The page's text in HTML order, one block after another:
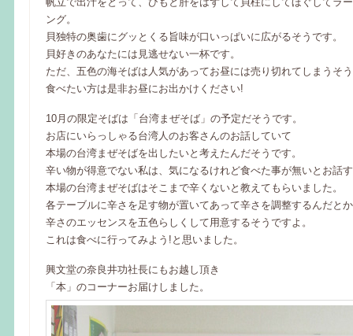
ング。
貝独特の奥歯にグッとくる旨味が口いっぱいに広がるそうです。
貝好きのあなたには見逃せない一杯です。
ただ、五色の海そばは人気があってお昼には売り切れてしまうそ
食べたい方は是非お昼にお出かけください!
10月の限定そばは「台湾まぜそば」の予定だそうです。
お店にいらっしゃる台湾人のお客さんのお話していて
本場の台湾まぜそばを出したいと考えたんだそうです。
辛い物が得意でない私は、気になるけれど食べた事が無いとお話
本場の台湾まぜそばはそこまで辛くないと教えてもらいました。
各テーブルに辛さを足す物が置いてあって辛さを調整するんだと
辛さのエッセンスを五色らしくして用意するそうですよ。
これは食べに行ってみよう!と思いました。
興文堂の奈良井功社長にもお越し頂き
「本」のコーナーお届けしました。